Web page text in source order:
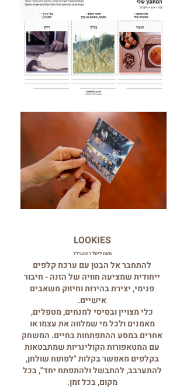
LOOKIES
מאת ליטל רוטשילד
להתחבר אל הבטן עם ערכת קלפים
ייחודית שמציעה חוויה של הזנה - חיבור
פנימי, יצירת בהירות וחיזוק משאבים
אישיים.
כלי מצויין ובסיסי למנחים, מטפלים,
מאמנים ולכל מי שמלווה את עצמו או
אחרים במסע ההתפתחות בחיים. המשחק
עם המטאפורות הקולינריות שמתבטאות
בקלפים מאפשר בקלות "לפתוח שולחן,
להתערבב, להתבשל ולהתפתח יחד", בכל
מקום, בכל זמן.